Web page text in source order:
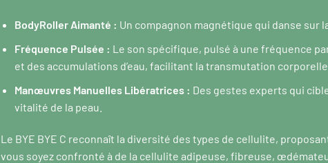
BodyRoller Aimanté : Un compagnon magnétique qui danse sur
Fréquence Pulsée : Le son spécifique, pulsé à une fréquence
et des accumulations d’eau, facilitant la transmutation corporelle.
Manœuvres Manuelles Libératrices : Des gestes experts qui
vitalité de la peau.
Le BYE BYE C reconnaît la diversité des types de cellulite,
vous soyez confronté à de la cellulite adipeuse, fibreuse,